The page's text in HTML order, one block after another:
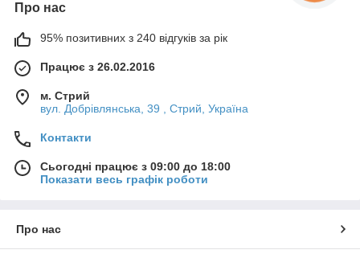
Про нас
95% позитивних з 240 відгуків за рік
Працює з 26.02.2016
м. Стрий
вул. Добрівлянська, 39 , Стрий, Україна
Контакти
Сьогодні працює з 09:00 до 18:00
Показати весь графік роботи
Про нас